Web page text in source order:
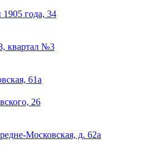
года, 34
квартал №3
61а
26
Московская, д. 62а